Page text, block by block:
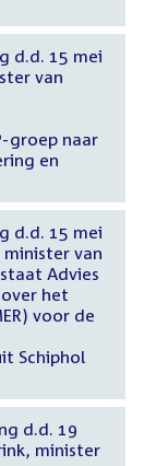
d.d. 15 mei
van
groep naar
en
d.d. 15 mei
minister van
Advies
het
voor de
Schiphol
d.d. 19
minister